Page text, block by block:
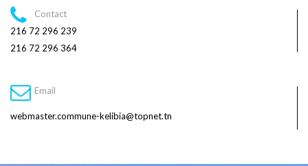
Contact
216 72 296 239
216 72 296 364
Email
webmaster.commune-kelibia@topnet.tn